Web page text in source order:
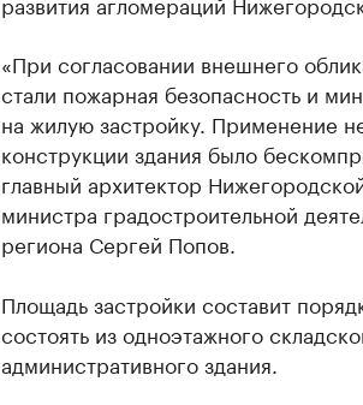
«При согласовании внешнего
стали пожарная безопасность и
на жилую застройку. Применение
конструкции здания было
главный архитектор
министра градостроительной
региона Сергей Попов.
Площадь застройки составит
состоять из одноэтажного
административного здания.